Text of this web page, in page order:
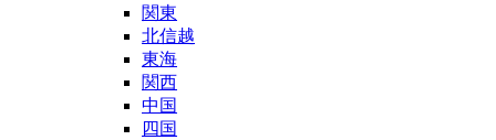
関東
北信越
東海
関西
中国
四国